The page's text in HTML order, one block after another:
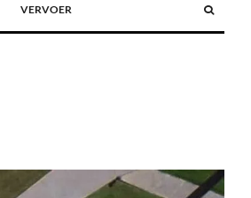
VERVOER